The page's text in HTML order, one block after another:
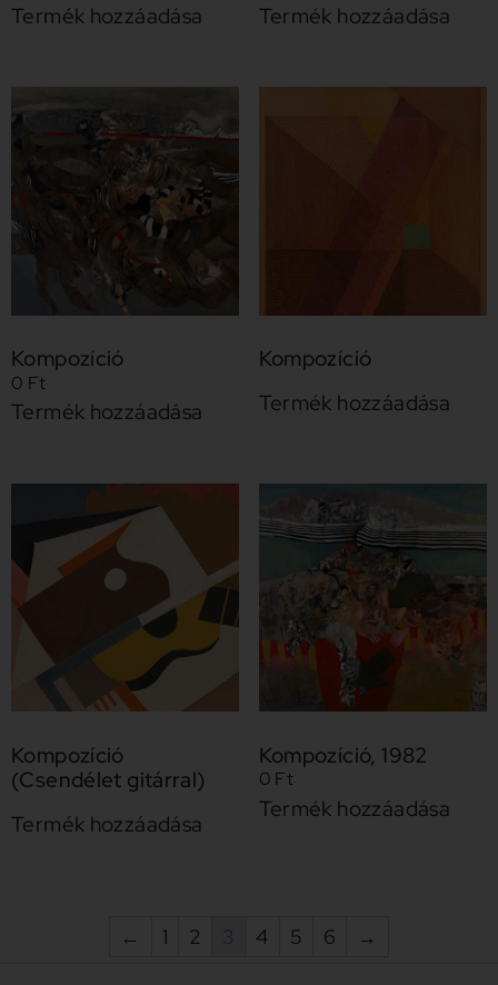
Termék hozzáadása Termék hozzáadása
Kompozíció
0 Ft
Termék hozzáadása
Kompozíció
Termék hozzáadása
Kompozíció
(Csendélet gitárral)
Termék hozzáadása
Kompozíció, 1982
0 Ft
Termék hozzáadása
← 1 2 3 4 5 6 →